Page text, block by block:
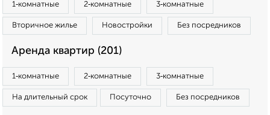
1‑комнатные 2‑комнатные 3‑комнатные
Вторичное жилье Новостройки Без посредников
Аренда квартир (201)
1‑комнатные 2‑комнатные 3‑комнатные
На длительный срок Посуточно Без посредников